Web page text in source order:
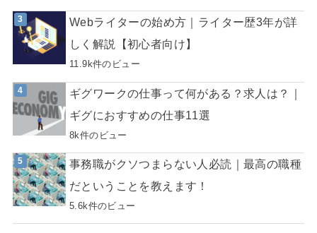
Webライターの始め方｜ライター歴3年が詳
しく解説【初心者向け】
11.9k件のビュー
ギグワークの仕事って何がある？求人は？｜
ギグにおすすめの仕事11選
8k件のビュー
事務職がクソつまらない人必読｜最高の職種
だということを教えます！
5.6k件のビュー